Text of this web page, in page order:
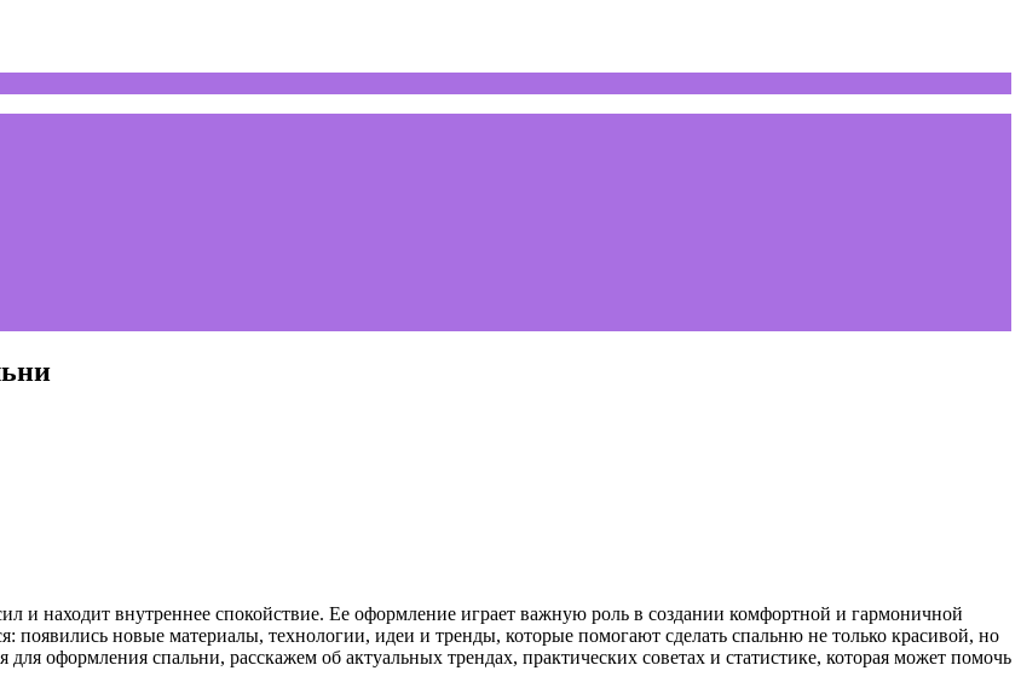
и находит внутреннее спокойствие. Ее оформление играет важную роль в создании комфортной и гармоничной
появились новые материалы, технологии, идеи и тренды, которые помогают сделать спальню не только красивой, но
оформления спальни, расскажем об актуальных трендах, практических советах и статистике, которая может помочь